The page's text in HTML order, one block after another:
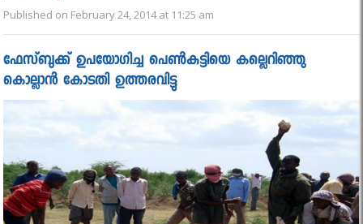
Published on February 24, 2014 at 11:25 am
ഫേസ്ബുക്ക് ഉപയോഗിച്ച പെണ്‍കുട്ടിയെ കല്ലെറിഞ്ഞു
കൊല്ലാൻ കോടതി ഉത്തരവിട്ടു